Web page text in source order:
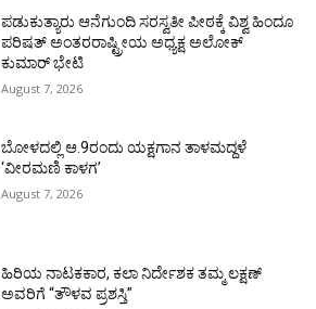
ಪಡುಕುತ್ಯಾರು ಆನೆಗುಂದಿ ಸರಸ್ವತೀ ಪೀಠಕ್ಕೆ ವಿಶ್ವ ಹಿಂದೂ
ಪರಿಷತ್ ಅಂತರರಾಷ್ಟ್ರೀಯ ಅಧ್ಯಕ್ಷ ಅಲೋಕ್
ಕುಮಾರ್ ಭೇಟಿ
August 7, 2026
ಬೋಳದಲ್ಲಿ ಆ.9ರಂದು ಯಕ್ಷಗಾನ ತಾಳಮದ್ದಳೆ
‘ವೀರಮಣಿ ಕಾಳಗ’
August 7, 2026
ಹಿರಿಯ ನಾಟಕಕಾರ, ಕಲಾ ನಿರ್ದೇಶಕ ತಮ್ಮ ಲಕ್ಷಣ್
ಅವರಿಗೆ “ತೌಳವ ಪ್ರಶಸ್ತಿ”